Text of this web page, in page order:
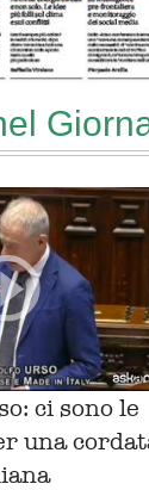
ci sono le
una